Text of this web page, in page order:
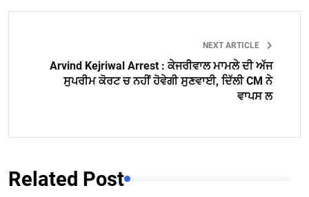
NEXT ARTICLE
Arvind Kejriwal Arrest : ਕੇਜਰੀਵਾਲ ਮਾਮਲੇ ਦੀ ਅੱਜ
ਸੁਪਰੀਮ ਕੋਰਟ ਚ ਨਹੀਂ ਹੋਵੇਗੀ ਸੁਣਵਾਈ, ਦਿੱਲੀ CM ਨੇ
ਵਾਪਸ ਲ
Related Post